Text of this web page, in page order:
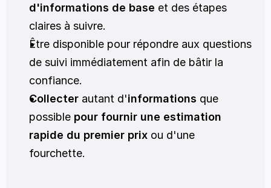
d'informations de base et des étapes
claires à suivre.
Être disponible pour répondre aux questions
de suivi immédiatement afin de bâtir la
confiance.
Collecter autant d'informations que
possible pour fournir une estimation
rapide du premier prix ou d'une
fourchette.